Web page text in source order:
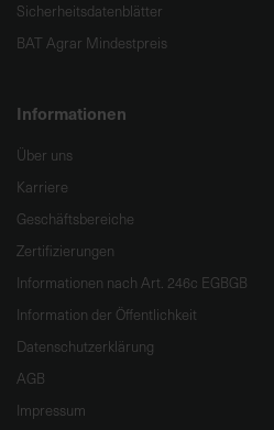
Sicherheitsdatenblätter
BAT Agrar Mindestpreis
Informationen
Über uns
Karriere
Geschäftsbereiche
Zertifizierungen
Informationen nach Art. 246c EGBGB
Information der Öffentlichkeit
Datenschutzerklärung
AGB
Impressum